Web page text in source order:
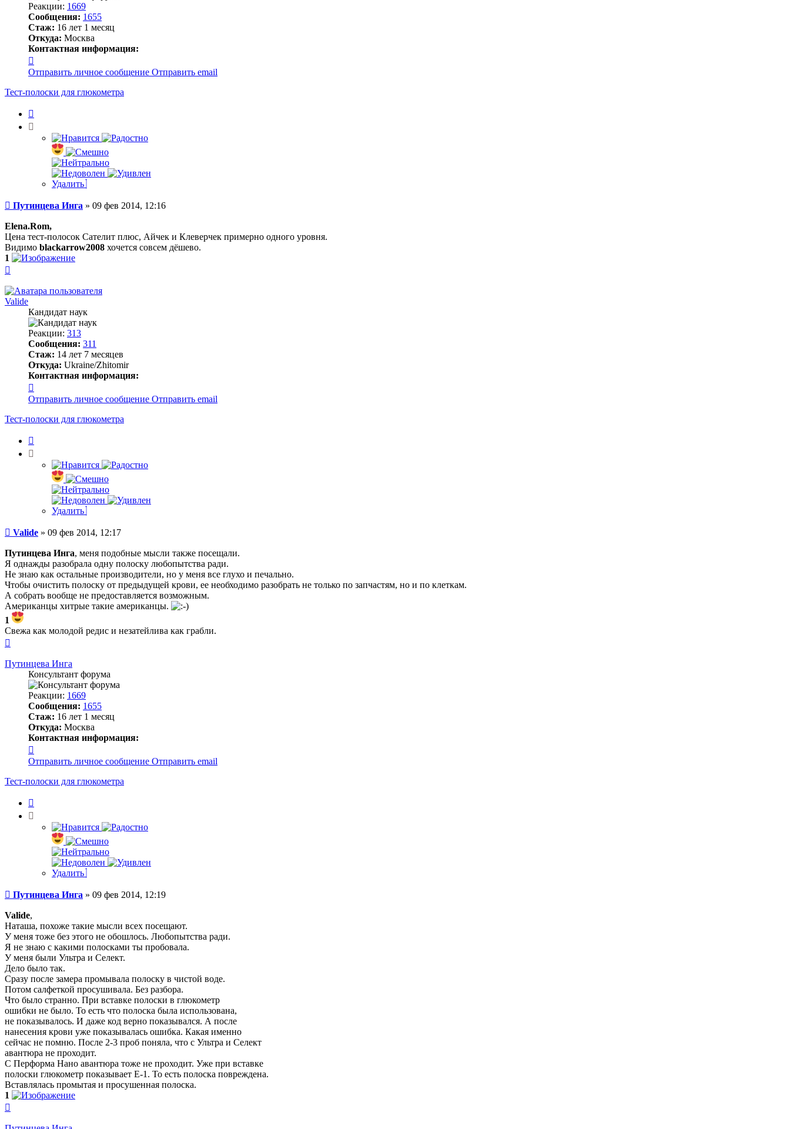
Реакции: 1669
Сообщения: 1655
Стаж: 16 лет 1 месяц
Откуда: Москва
Контактная информация:
информация
пользователя
Путинцева
Отправить личное сообщение Отправить email
Тест-полоски для глюкометра
Удалить
Сообщение
Путинцева Инга » 09 фев 2014, 12:16
Elena.Rom,
Цена тест-полосок Сателит плюс, Айчек и Клеверчек примерно одного уровня.
Видимо blackarrow2008 хочется совсем дёшево.
1
началу
Valide
Кандидат наук
Реакции: 313
Сообщения: 311
Стаж: 14 лет 7 месяцев
Откуда: Ukraine/Zhitomir
Контактная информация:
информация
пользователя
Valide
Отправить личное сообщение Отправить email
Тест-полоски для глюкометра
Удалить
Сообщение
Valide » 09 фев 2014, 12:17
Путинцева Инга, меня подобные мысли также посещали.
Я однажды разобрала одну полоску любопытства ради.
Не знаю как остальные производители, но у меня все глухо и печально.
Чтобы очистить полоску от предыдущей крови, ее необходимо разобрать не только по запчастям, но и по клеткам.
А собрать вообще не предоставляется возможным.
Американцы хитрые такие американцы.
1
Свежа как молодой редис и незатейлива как грабли.
началу
Путинцева Инга
Консультант форума
Реакции: 1669
Сообщения: 1655
Стаж: 16 лет 1 месяц
Откуда: Москва
Контактная информация:
информация
пользователя
Путинцева
Отправить личное сообщение Отправить email
Тест-полоски для глюкометра
Удалить
Сообщение
Путинцева Инга » 09 фев 2014, 12:19
Valide,
Наташа, похоже такие мысли всех посещают.
У меня тоже без этого не обошлось. Любопытства ради.
Я не знаю с какими полосками ты пробовала.
У меня были Ультра и Селект.
Дело было так.
Сразу после замера промывала полоску в чистой воде.
Потом салфеткой просушивала. Без разбора.
Что было странно. При вставке полоски в глюкометр
ошибки не было. То есть что полоска была использована,
не показывалось. И даже код верно показывался. А после
нанесения крови уже показывалась ошибка. Какая именно
сейчас не помню. После 2-3 проб поняла, что с Ультра и Селект
авантюра не проходит.
С Перформа Нано авантюра тоже не проходит. Уже при вставке
полоски глюкометр показывает Е-1. То есть полоска повреждена.
Вставлялась промытая и просушенная полоска.
1
началу